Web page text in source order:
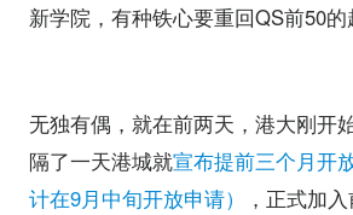
新学院，有种铁心要重回QS前50的
无独有偶，就在前两天，港大刚开
隔了一天港城就宣布提前三个月开
计在9月中旬开放申请）
，正式加